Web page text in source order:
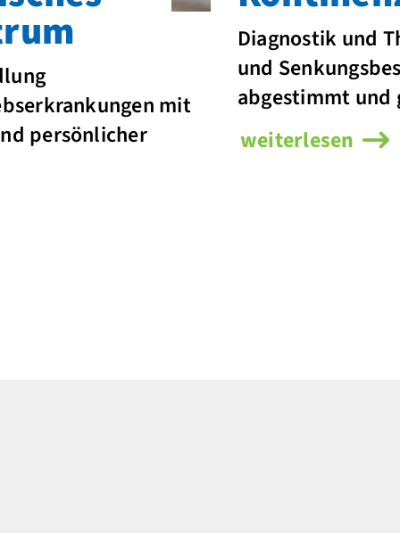
mit
persönlicher
Diagnostik und
und
abgestimmt
weiterlesen